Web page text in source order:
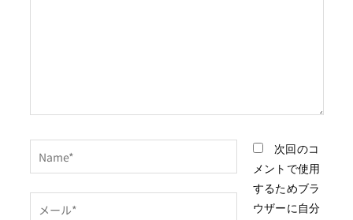
次回のコ
メントで使用
するためブラ
ウザーに自分